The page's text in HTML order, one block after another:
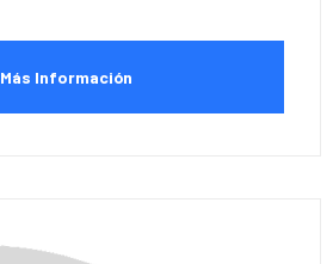
Más Información